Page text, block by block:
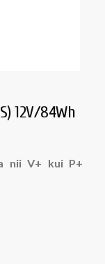
12V/84Wh
nii V+ kui P+